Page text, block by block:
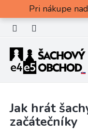
obsah
Pri nákupe
Jak hrát
začátečníky